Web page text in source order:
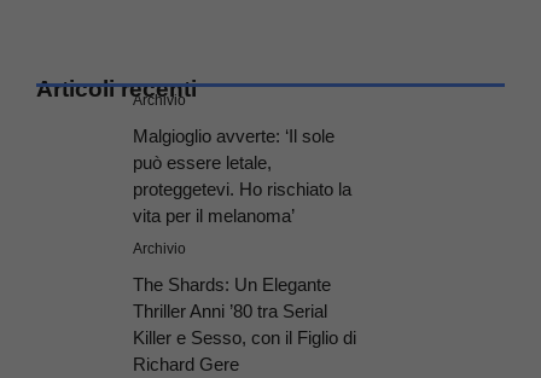
Articoli recenti
Archivio
Malgioglio avverte: ‘Il sole
può essere letale,
proteggetevi. Ho rischiato la
vita per il melanoma’
Archivio
The Shards: Un Elegante
Thriller Anni ’80 tra Serial
Killer e Sesso, con il Figlio di
Richard Gere